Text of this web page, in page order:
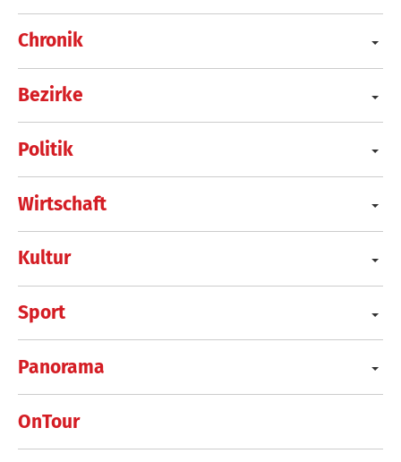
Chronik
Bezirke
Politik
Wirtschaft
Kultur
Sport
Panorama
OnTour